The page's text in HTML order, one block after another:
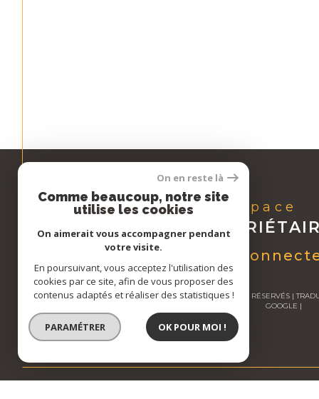
Espace
Se
© 2026 | TOUS DROITS RÉSERVÉS |
GOOGLE |
On en reste là
Comme beaucoup, notre site
utilise les cookies
On aimerait vous accompagner pendant
votre visite.
En poursuivant, vous acceptez l'utilisation des
cookies par ce site, afin de vous proposer des
contenus adaptés et réaliser des statistiques !
PARAMÉTRER OK POUR MOI !